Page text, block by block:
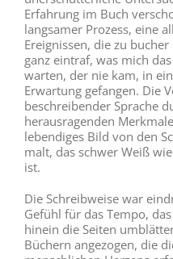
Erfahrung im Buch
langsamer Prozess, eine
Ereignissen, die zu
ganz eintraf, was mich
warten, der nie kam, in
Erwartung gefangen. Die
beschreibender Sprache
herausragenden
lebendiges Bild von den
malt, das schwer Weiß
ist.
Die Schreibweise war
Gefühl für das Tempo,
hinein die Seiten
Büchern angezogen, die